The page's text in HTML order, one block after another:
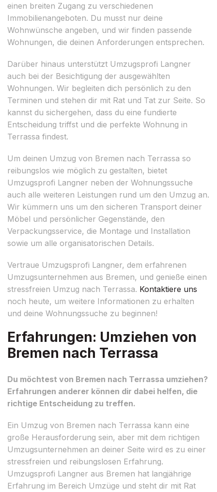
einen breiten Zugang zu verschiedenen
Immobilienangeboten. Du musst nur deine
Wohnwünsche angeben, und wir finden passende
Wohnungen, die deinen Anforderungen entsprechen.
Darüber hinaus unterstützt Umzugsprofi Langner
auch bei der Besichtigung der ausgewählten
Wohnungen. Wir begleiten dich persönlich zu den
Terminen und stehen dir mit Rat und Tat zur Seite. So
kannst du sichergehen, dass du eine fundierte
Entscheidung triffst und die perfekte Wohnung in
Terrassa findest.
Um deinen Umzug von Bremen nach Terrassa so
reibungslos wie möglich zu gestalten, bietet
Umzugsprofi Langner neben der Wohnungssuche
auch alle weiteren Leistungen rund um den Umzug an.
Wir kümmern uns um den sicheren Transport deiner
Möbel und persönlicher Gegenstände, den
Verpackungsservice, die Montage und Installation
sowie um alle organisatorischen Details.
Vertraue Umzugsprofi Langner, dem erfahrenen
Umzugsunternehmen aus Bremen, und genieße einen
stressfreien Umzug nach Terrassa. Kontaktiere uns
noch heute, um weitere Informationen zu erhalten
und deine Wohnungssuche zu beginnen!
Erfahrungen: Umziehen von
Bremen nach Terrassa
Du möchtest von Bremen nach Terrassa umziehen?
Erfahrungen anderer können dir dabei helfen, die
richtige Entscheidung zu treffen.
Ein Umzug von Bremen nach Terrassa kann eine
große Herausforderung sein, aber mit dem richtigen
Umzugsunternehmen an deiner Seite wird es zu einer
stressfreien und reibungslosen Erfahrung.
Umzugsprofi Langner aus Bremen hat langjährige
Erfahrung im Bereich Umzüge und steht dir mit Rat